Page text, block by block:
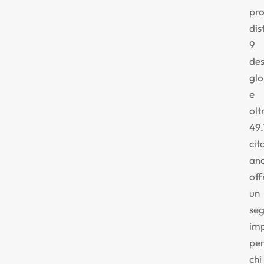
9
e
un
per
chi